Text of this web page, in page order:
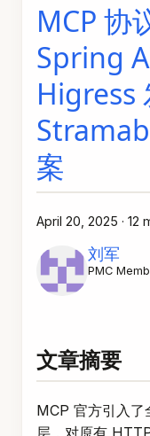
MCP 协
Spring
Higress
案
April 20, 2025 · 12
刘军
PMC
文章摘要
MCP 官方引入了